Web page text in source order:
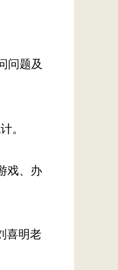
问题及
。
戏、办
喜明老